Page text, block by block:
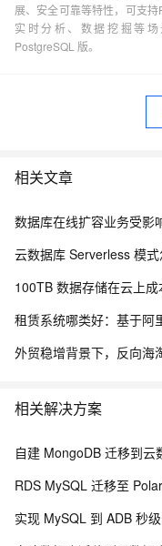
展、安全可靠等特性，可支持
实时分析、数据挖掘等场
PostgreSQL 版。
相关文章
租赁系统哪类好：基于阿
相关解决方案
自建 MongoDB 迁移到云
RDS MySQL 迁移至
实现 MySQL 到 ADB 秒